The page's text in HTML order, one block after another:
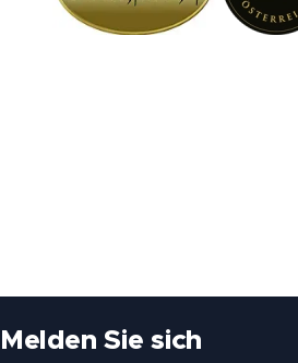
Melden Sie sich